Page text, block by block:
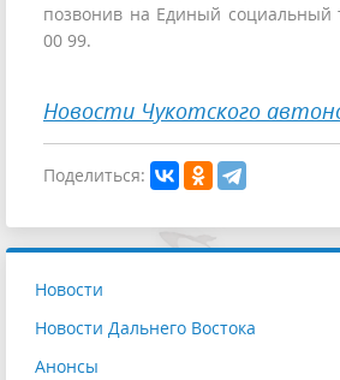
позвонив на Единый социальный
00 99.
Новости Чукотского
Поделиться:
Новости
Новости Дальнего Востока
Анонсы